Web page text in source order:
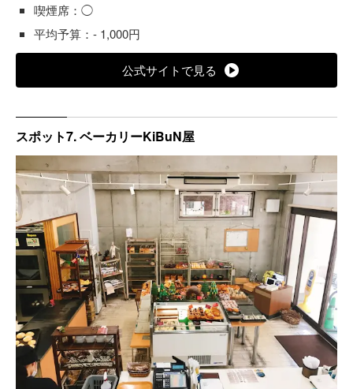
喫煙席：◯
平均予算：- 1,000円
公式サイトで見る
スポット7. ベーカリーKiBuN屋